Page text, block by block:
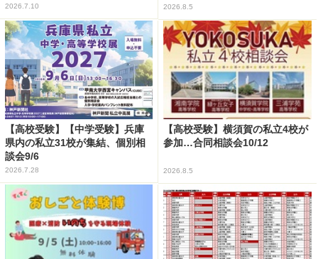
2026.7.10 2026.8.5
【高校受験】【中学受験】兵庫
県内の私立31校が集結、個別相
談会9/6
2026.7.28
【高校受験】横須賀の私立4校が
参加…合同相談会10/12
2026.8.5